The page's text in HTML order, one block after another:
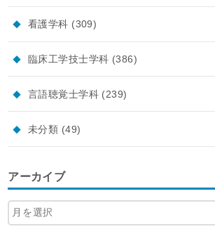
看護学科 (309)
臨床工学技士学科 (386)
言語聴覚士学科 (239)
未分類 (49)
アーカイブ